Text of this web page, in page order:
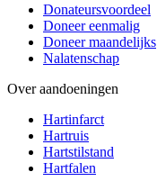
Donateursvoordeel
Doneer eenmalig
Doneer maandelijks
Nalatenschap
Over aandoeningen
Hartinfarct
Hartruis
Hartstilstand
Hartfalen